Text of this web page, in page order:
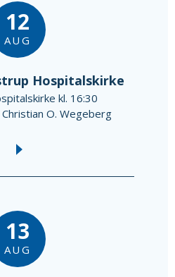
12
AUG
Hospitalskirke
kl. 16:30
O. Wegeberg
13
AUG